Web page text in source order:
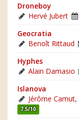
Droneboy
Hervé Jubert
Geocratia
Benoît Rittaud
Hyphes
Alain Damasio
Islanova
Jérôme Camut,
7.5/10